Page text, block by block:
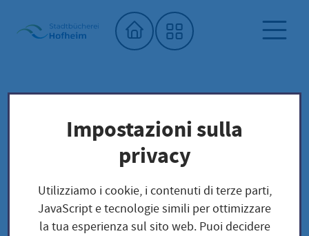
Home"
Biblioteca comunale
Biblioteca dei semi
Unser Saatgut: Aussaat - Ernte -
Fruchtgemüse
TOMATEN
San Pizzuolo- Solanum lycopersicum
Impostazioni sulla
privacy
Utilizziamo i cookie, i contenuti di terze parti,
JavaScript e tecnologie simili per ottimizzare
la tua esperienza sul sito web. Puoi decidere